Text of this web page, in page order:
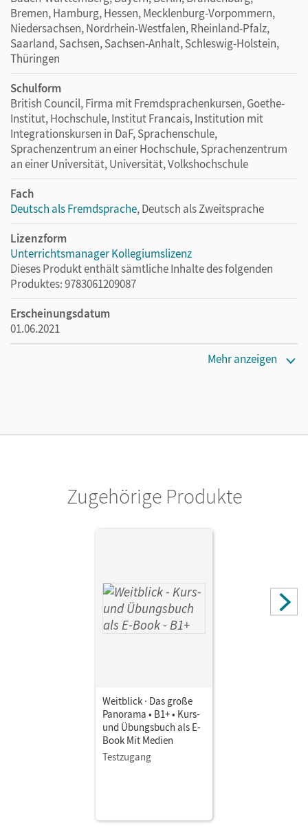
Bremen, Hamburg, Hessen, Mecklenburg-Vorpommern,
Niedersachsen, Nordrhein-Westfalen, Rheinland-Pfalz,
Saarland, Sachsen, Sachsen-Anhalt, Schleswig-Holstein,
Thüringen
Schulform
British Council, Firma mit Fremdsprachenkursen, Goethe-
Institut, Hochschule, Institut Francais, Institution mit
Integrationskursen in DaF, Sprachenschule,
Sprachenzentrum an einer Hochschule, Sprachenzentrum
an einer Universität, Universität, Volkshochschule
Fach
Deutsch als Fremdsprache, Deutsch als Zweitsprache
Lizenzform
Unterrichtsmanager Kollegiumslizenz
Dieses Produkt enthält sämtliche Inhalte des folgenden
Produktes: 9783061209087
Erscheinungsdatum
01.06.2021
Cornelsen Verlag
Mehr anzeigen
Zugehörige Produkte
Weitblick · Das große
Panorama • B1+ • Kurs-
und Übungsbuch als E-
Book Mit Medien
Testzugang